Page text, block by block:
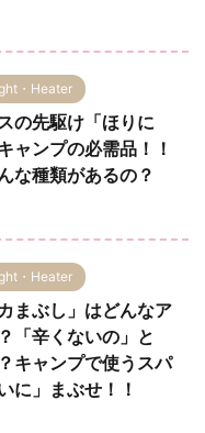
・Heater
の先駆け「ほりに
ャンプの必需品！！
な種類があるの？
・Heater
まぶし」はどんなア
「辛くないの」と
キャンプで使うスパ
に」まぶせ！！